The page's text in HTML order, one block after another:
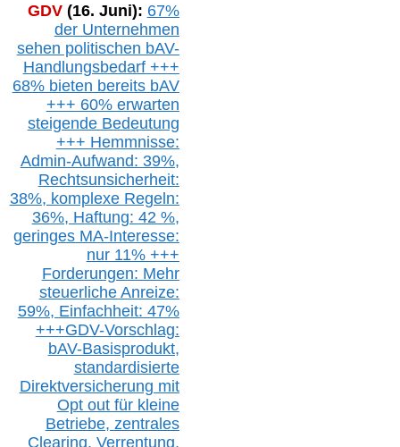
GDV (16. Juni): 67%
der Unternehmen
sehen politischen bAV-
Handlungsbedarf +++
68% bieten bereits bAV
+++ 60% erwarten
steigende Bedeutung
+++ Hemmnisse:
Admin-Aufwand: 39%,
Rechtsunsicherheit:
38%, komplexe Regeln:
36%, Haftung: 42 %,
geringes MA-Interesse:
nur 11% +++
Forderungen: Mehr
steuerliche Anreize:
59%, Einfachheit: 47%
+++GDV-Vorschlag:
bAV-Basisprodukt,
standardisierte
Direktversicherung mit
Opt outfür kleine
Betriebe, zentrales
Clearing, Verrentung,